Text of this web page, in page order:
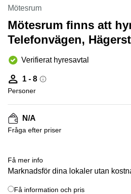
Virtuellt
Sollentuna
Vasastan
Östermalm
Kontor
Malmö
Huddinge
Lediga
lokaler
Hisingen
lokaler
Hägersten
Mötesrum
Mötesrum finns att
Telefonvägen,
Verifierat hyresavtal
1 - 8
Personer
N/A
Fråga efter priser
Få mer info
Marknadsför dina lokaler utan
Få information och pris